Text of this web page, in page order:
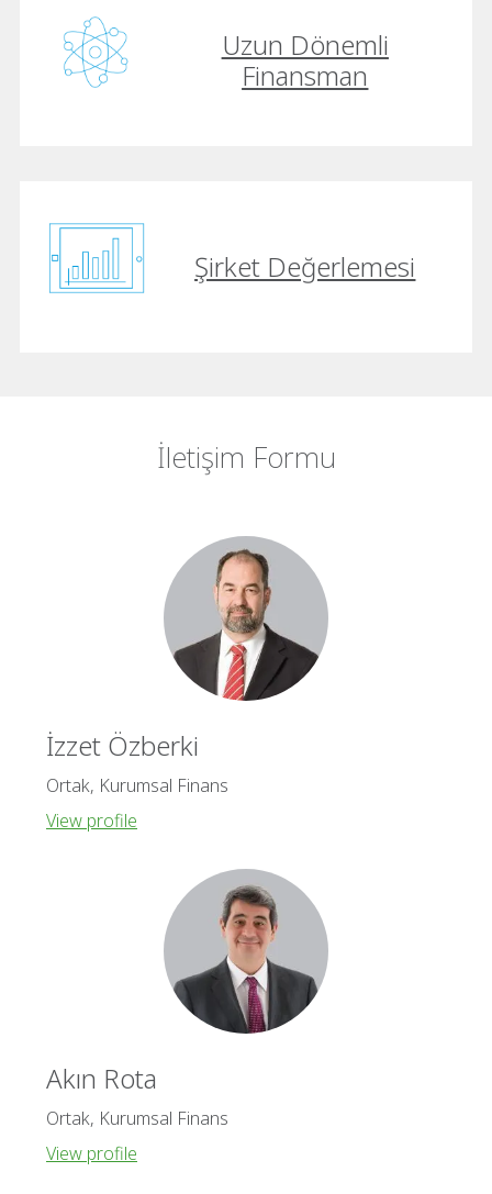
Uzun Dönemli
Finansman
Şirket Değerlemesi
İletişim Formu
İzzet Özberki
Ortak, Kurumsal Finans
View profile
Akın Rota
Ortak, Kurumsal Finans
View profile